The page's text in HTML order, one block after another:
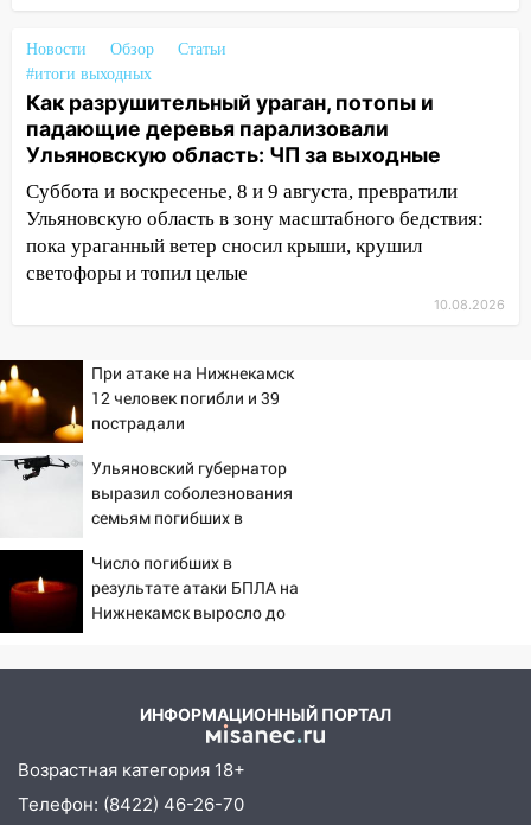
погиб один человек
11:05 12 человек погибли и 39 получили
ранения после атаки беспилотников на
Нижнекамск
10:51 В Ульяновской области
перехвачены четыре беспилотника
10:15 Соцсети: мотоциклист врезался в
«Калину» в Новом городе
республике объявили траур
10:06
За выходные выпало больше
месячной нормы осадков и упало 111
деревьев в Ульяновске
В Кузоватово ураганный ветер
повредил кровли районного дома
культуры и школы
09:20
Момент падения дерева на
машину в Ульяновске попал на видео
началось с «глухой» пробки на старом
09:10 Соцсети: на Московском шоссе в
Ульяновске произошла авария
Новости Обзор
Статьи
#итоги выходных
Как разрушительный ураган, потопы и
падающие деревья парализовали
Ульяновскую область: ЧП за выходные
Суббота и воскресенье, 8 и 9 августа, превратили
Ульяновскую область в зону масштабного бедствия:
пока ураганный ветер сносил крыши, крушил
светофоры и топил целые
10.08.2026
При атаке на Нижнекамск
12 человек погибли и 39
пострадали
Ульяновский губернатор
выразил соболезнования
семьям погибших в
Число погибших в
результате атаки БПЛА на
Нижнекамск выросло до
ИНФОРМАЦИОННЫЙ ПОРТАЛ
Возрастная категория 18+
Телефон: (8422) 46-26-70